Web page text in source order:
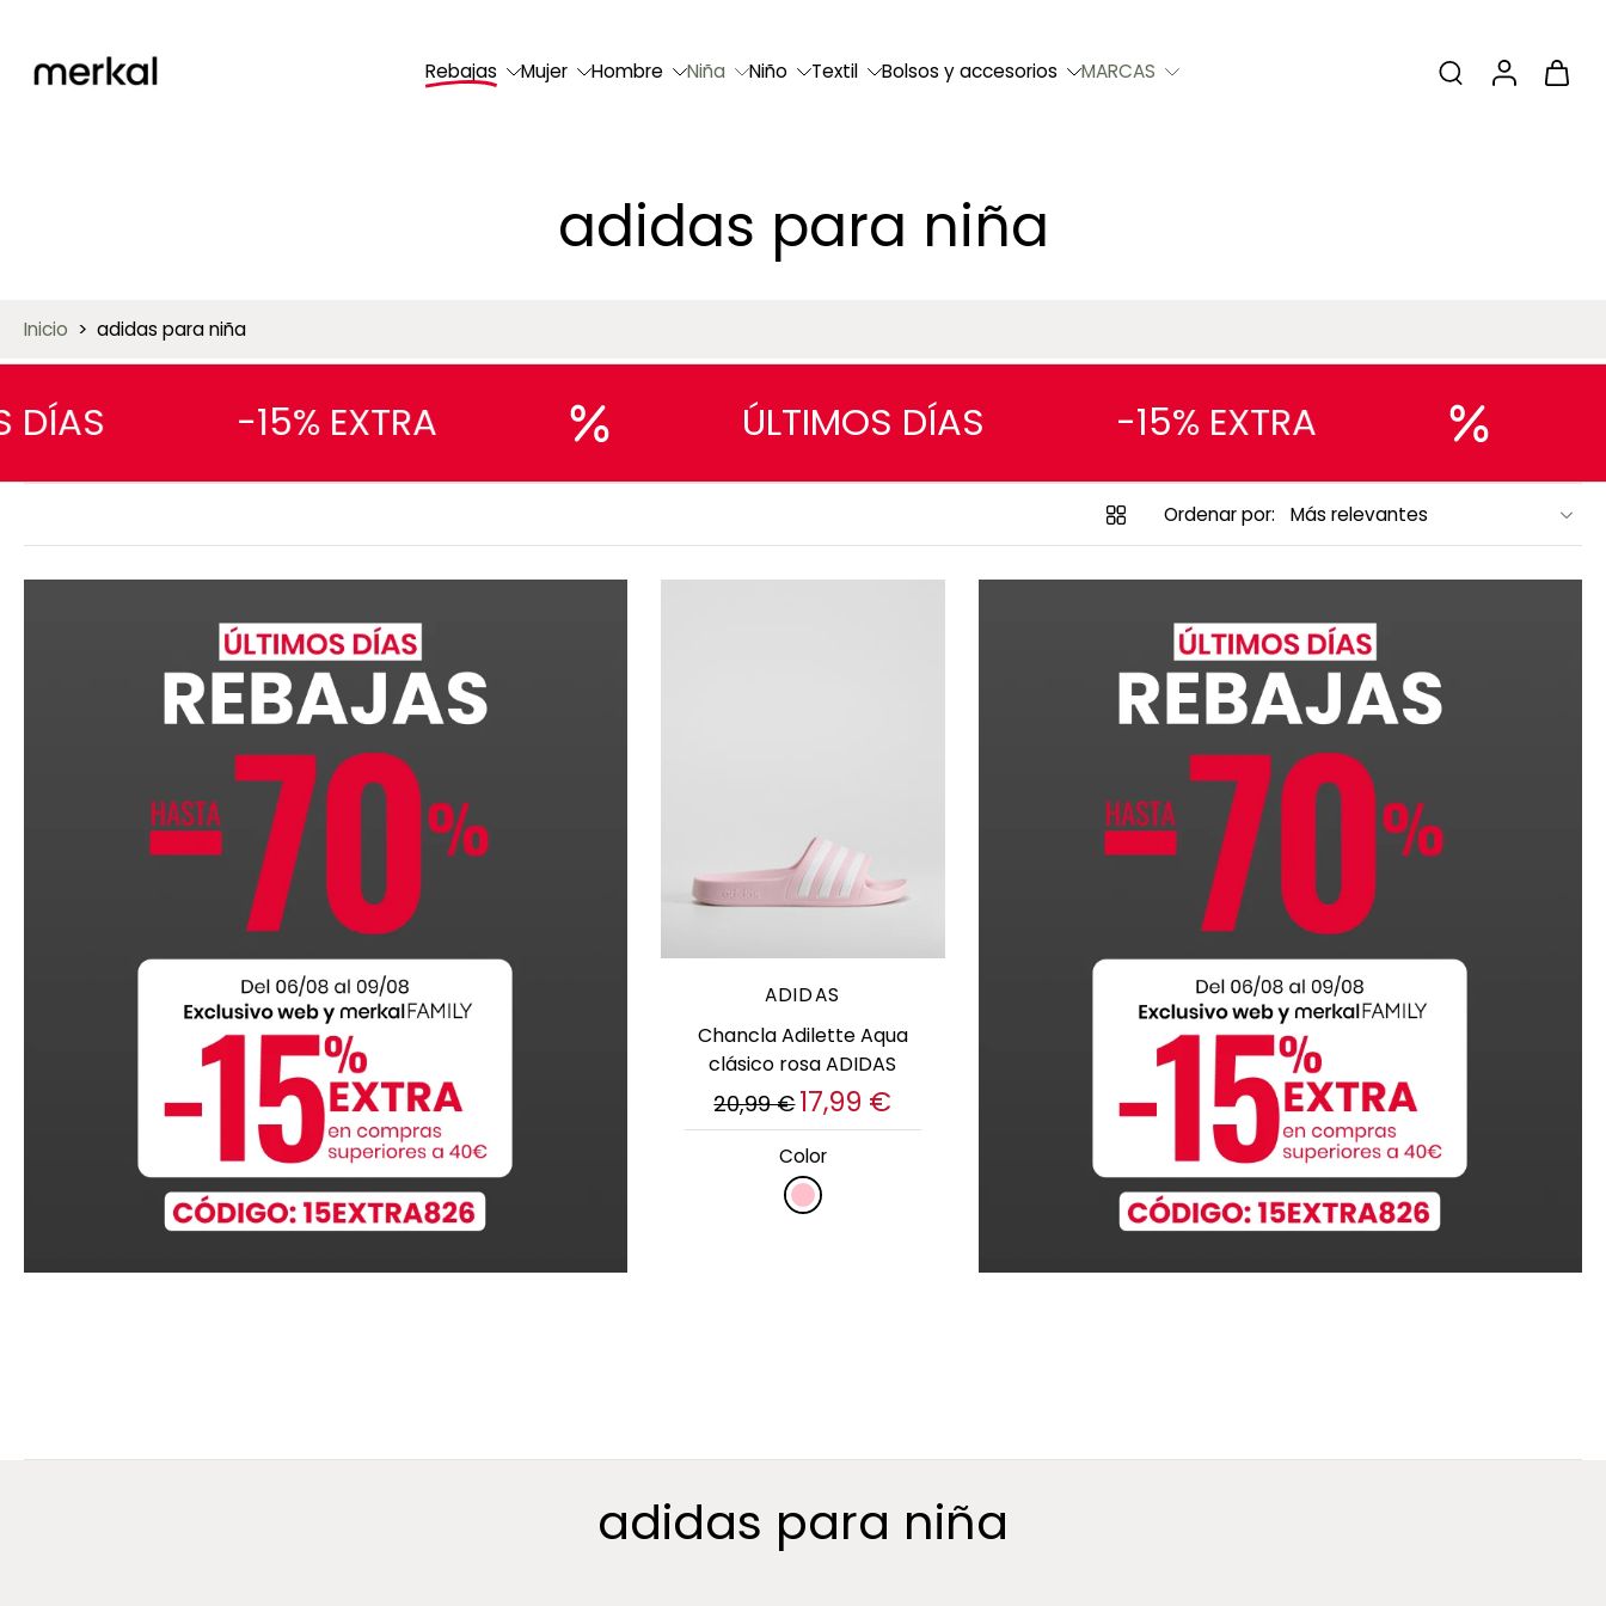
al
contenido
Rebajas Mujer Hombre Niña Niño Textil Bolsos y accesorios MARCAS
adidas para niña
Inicio > adidas para niña
-15% EXTRA ÚLTIMOS DÍAS -15% EXTRA
Ordenar por:
Elige opciones
ADIDAS
Chancla Adilette Aqua
clásico rosa ADIDAS
20,99 €17,99 €
Color
adidas para niña